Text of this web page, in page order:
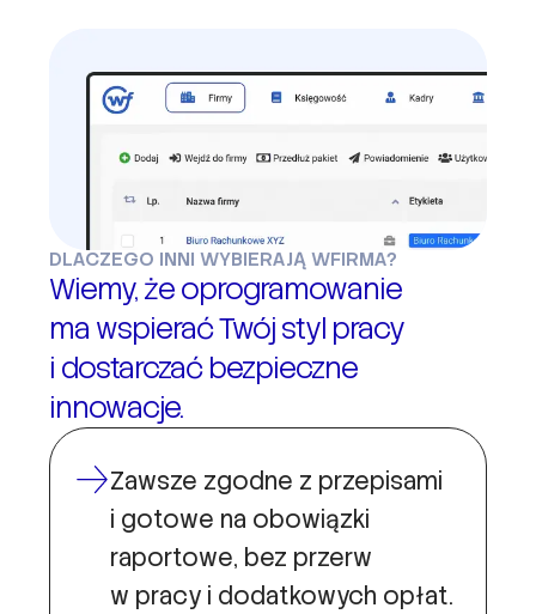
DLACZEGO INNI WYBIERAJĄ WFIRMA?
Wiemy, że oprogramowanie
ma wspierać Twój styl pracy
i dostarczać bezpieczne
innowacje.
Zawsze zgodne z przepisami
i gotowe na obowiązki
raportowe, bez przerw
w pracy i dodatkowych opłat.